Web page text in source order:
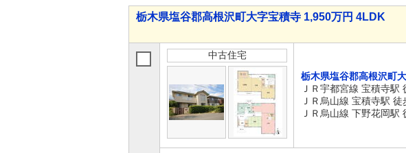
栃木県塩谷郡高根沢町大字宝積寺 1,950万円 4LDK
中古住宅
栃木県塩谷郡高根沢町
ＪＲ宇都宮線 宝積寺駅
ＪＲ烏山線 宝積寺駅
ＪＲ烏山線 下野花岡駅